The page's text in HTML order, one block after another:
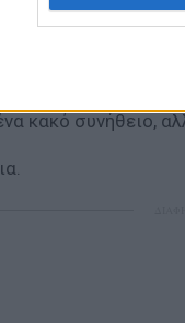
πάντων.
κακό συνήθειο,